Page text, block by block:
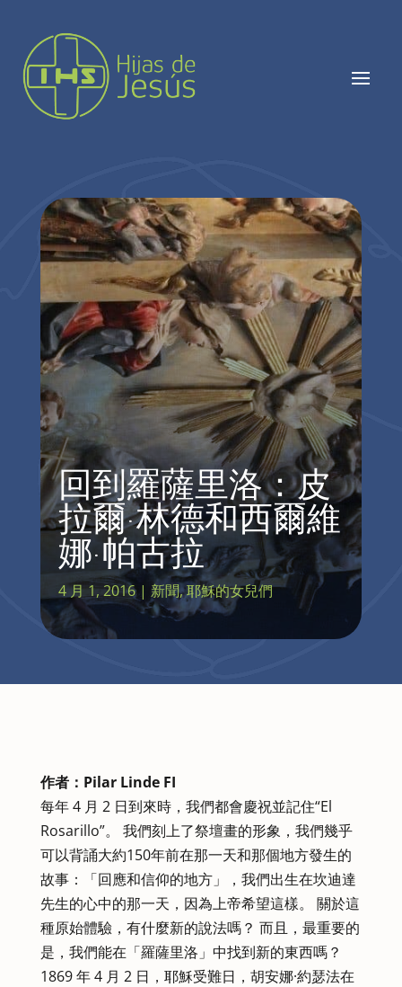
回到羅薩里洛：皮
拉爾·林德和西爾維
娜·帕古拉
4 月 1, 2016| 新聞,耶穌的女兒們
作者：Pilar Linde FI
每年 4 月 2 日到來時，我們都會慶祝並記住“El
Rosarillo”。 我們刻上了祭壇畫的形象，我們幾乎
可以背誦大約150年前在那一天和那個地方發生的
故事：「回應和信仰的地方」，我們出生在坎迪達
先生的心中的那一天，因為上帝希望這樣。 關於這
種原始體驗，有什麼新的說法嗎？ 而且，最重要的
是，我們能在「羅薩里洛」中找到新的東西嗎？
1869 年 4 月 2 日，耶穌受難日，胡安娜·約瑟法在